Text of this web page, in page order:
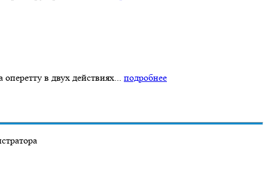
в двух действиях... подробнее